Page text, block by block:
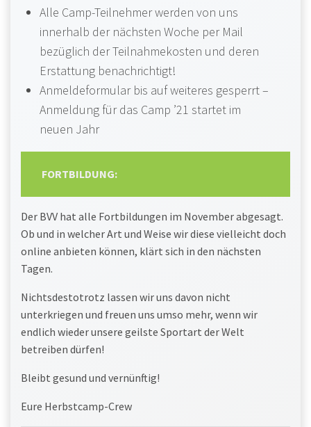
Alle Camp-Teilnehmer werden von uns
innerhalb der nächsten Woche per Mail
bezüglich der Teilnahmekosten und deren
Erstattung benachrichtigt!
Anmeldeformular bis auf weiteres gesperrt –
Anmeldung für das Camp ’21 startet im
neuen Jahr
FORTBILDUNG:
Der BVV hat alle Fortbildungen im November abgesagt.
Ob und in welcher Art und Weise wir diese vielleicht doch
online anbieten können, klärt sich in den nächsten
Tagen.
Nichtsdestotrotz lassen wir uns davon nicht
unterkriegen und freuen uns umso mehr, wenn wir
endlich wieder unsere geilste Sportart der Welt
betreiben dürfen!
Bleibt gesund und vernünftig!
Eure Herbstcamp-Crew